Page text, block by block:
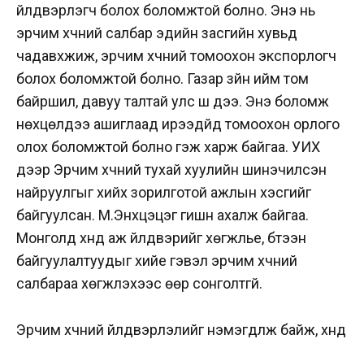
үйлдвэрлэгч болох боломжтой болно. Энэ нь
эрчим хүчний салбар эдийн засгийн хувьд
чадавхжиж, эрчим хүчний томоохон экспорлогч
болох боломжтой болно. Газар зүйн ийм том
байршил, давуу талтай улс шүү дээ. Энэ боломж
нөхцөлүүдээ ашиглаад ирээдүйд томоохон орлого
олох боломжтой болно гэж харж байгаа. УИХ
дээр Эрчим хүчний тухай хуулийн шинэчилсэн
найруулгыг хийх зорилготой ажлын хэсгийг
байгуулсан. М.Энхцэцэг гишүүн ахалж байгаа.
Монголд хүнд аж үйлдвэрийг хөгжүүлье, бүтээн
байгуулалтуудыг хийе гэвэл эрчим хүчний
салбараа хөгжүүлэхээс өөр сонголтгүй.
Эрчим хүчний үйлдвэрлэлийг нэмэгдүүлж байж, хүнд